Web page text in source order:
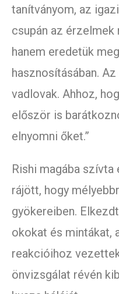
tanítványom, az
csupán az érzelmek
hanem eredetük
hasznosításában.
vadlovak. Ahhoz,
először is
elnyomni őket.”
Rishi magába szívta
rájött, hogy
gyökereiben.
okokat és mintákat,
reakcióihoz
önvizsgálat révén